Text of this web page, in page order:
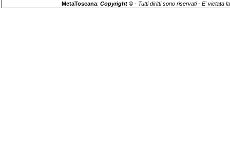
MetaToscana: Copyright © - Tutti diritti sono riservati - E' vietata